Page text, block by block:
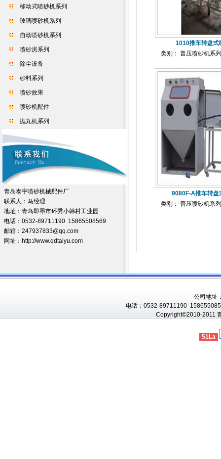
移动式喷砂机系列
玻璃喷砂机系列
自动喷砂机系列
喷砂房系列
除尘设备
砂料系列
喷砂效果
喷砂机配件
抛丸机系列
青岛泰宇喷砂机械配件厂
联系人：马经理
地址：青岛即墨市环秀小韩村工业园
电话：0532-89711190 15865508569
邮箱：247937833@qq.com
网址：http://www.qdtaiyu.com
1010推车转盘式
类别： 普压喷砂机系列
9080F-A推车转盘
类别： 普压喷砂机系列
公司地址
电话：0532-89711190
Copyright©2010-2011
51La